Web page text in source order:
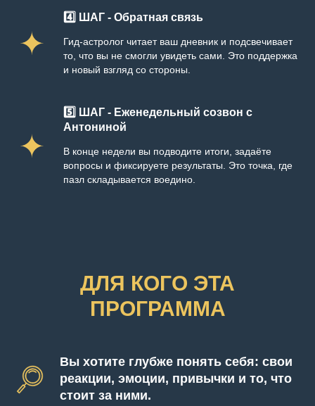
4️⃣ ШАГ - Обратная связь
Гид-астролог читает ваш дневник и подсвечивает
то, что вы не смогли увидеть сами. Это поддержка
и новый взгляд со стороны.
5️⃣ ШАГ - Еженедельный созвон с
Антониной
В конце недели вы подводите итоги, задаёте
вопросы и фиксируете результаты. Это точка, где
пазл складывается воедино.
ДЛЯ КОГО ЭТА
ПРОГРАММА
Вы хотите глубже понять себя: свои
реакции, эмоции, привычки и то, что
стоит за ними.